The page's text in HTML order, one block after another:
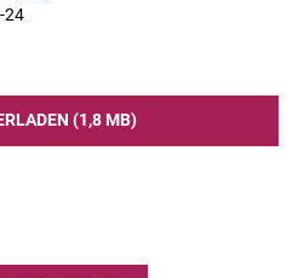
24
(1,8 MB)